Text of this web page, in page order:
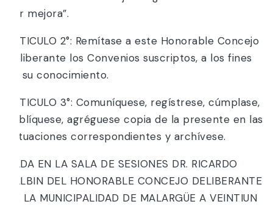
por mejora”.
ARTICULO 2°: Remítase a este Honorable Concejo
Deliberante los Convenios suscriptos, a los fines
de su conocimiento.
ARTICULO 3°: Comuníquese, regístrese, cúmplase,
publíquese, agréguese copia de la presente en las
actuaciones correspondientes y archívese.
DADA EN LA SALA DE SESIONES DR. RICARDO
BALBIN DEL HONORABLE CONCEJO DELIBERANTE
DE LA MUNICIPALIDAD DE MALARGÜE A VEINTIUN